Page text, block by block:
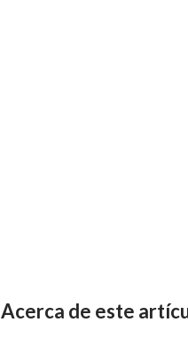
Acerca de este